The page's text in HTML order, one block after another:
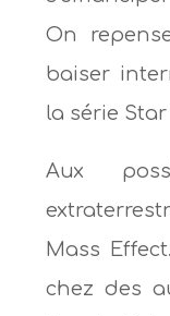
On
baiser
la série Star
Aux
Mass
chez des